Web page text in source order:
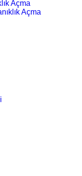
Açma
Açma